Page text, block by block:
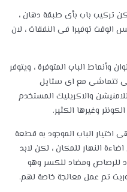
تركيب باب بأى طبقة دهان ،
الوقت توفيرا فى النفقات ، لان
وأنماط الباب المتوفرة ، ويتوفر
تتماشى مع اى ستايل
والاكريليك المستخدم
وغيرها الكثير.
اختيار الباب الموجود به قطعة
النهار للمكان ، لكن لابد
للرصاص ومضاد للكسر وهو
تم عمل معالجة خاصة لهم.